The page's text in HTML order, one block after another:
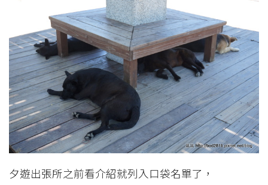
夕遊出張所之前看介紹就列入口袋名單了，